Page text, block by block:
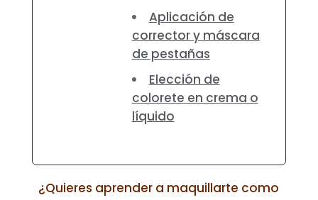
Aplicación de
corrector y máscara
de pestañas
Elección de
colorete en crema o
líquido
¿Quieres aprender a maquillarte como